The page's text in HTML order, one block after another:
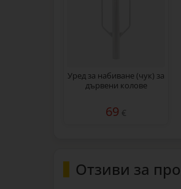
Уред за набиване (чук) за
дървени колове
69 €
Отзиви за